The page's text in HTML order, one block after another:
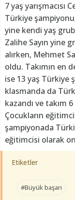
7 yaş yarışmacısı
Türkiye
yine kendi yaş
Zalihe Sayın yine
alırken, Mehmet
oldu. Takımın en
ise 13 yaş Türkiye
klasmanda da
kazandı ve takım
Çocukların
şampiyonada
eğitimcisi olarak
Etiketler
#Büyük başarı